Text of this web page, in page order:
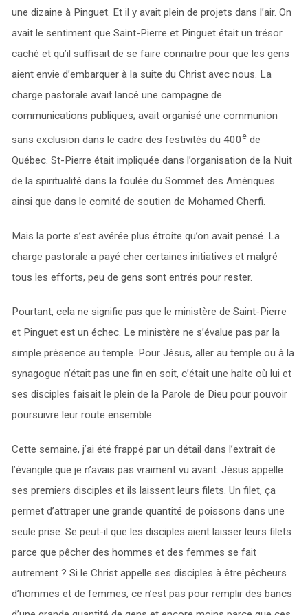
une dizaine à Pinguet. Et il y avait plein de projets dans l’air. On
avait le sentiment que Saint-Pierre et Pinguet était un trésor
caché et qu’il suffisait de se faire connaitre pour que les gens
aient envie d’embarquer à la suite du Christ avec nous. La
charge pastorale avait lancé une campagne de
communications publiques; avait organisé une communion
sans exclusion dans le cadre des festivités du 400 ede
Québec. St-Pierre était impliquée dans l’organisation de la Nuit
de la spiritualité dans la foulée du Sommet des Amériques
ainsi que dans le comité de soutien de Mohamed Cherfi.
Mais la porte s’est avérée plus étroite qu’on avait pensé. La
charge pastorale a payé cher certaines initiatives et malgré
tous les efforts, peu de gens sont entrés pour rester.
Pourtant, cela ne signifie pas que le ministère de Saint-Pierre
et Pinguet est un échec. Le ministère ne s’évalue pas par la
simple présence au temple. Pour Jésus, aller au temple ou à la
synagogue n’était pas une fin en soit, c’était une halte où lui et
ses disciples faisait le plein de la Parole de Dieu pour pouvoir
poursuivre leur route ensemble.
Cette semaine, j’ai été frappé par un détail dans l’extrait de
l’évangile que je n’avais pas vraiment vu avant. Jésus appelle
ses premiers disciples et ils laissent leurs filets. Un filet, ça
permet d’attraper une grande quantité de poissons dans une
seule prise. Se peut-il que les disciples aient laisser leurs filets
parce que pêcher des hommes et des femmes se fait
autrement ? Si le Christ appelle ses disciples à être pêcheurs
d’hommes et de femmes, ce n’est pas pour remplir des bancs